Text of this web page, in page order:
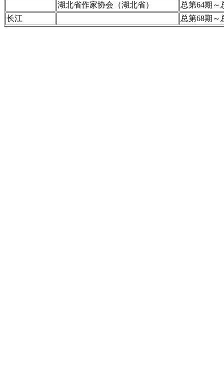
湖北省作家协会（湖北省）
总第64期～
长江
总第68期～